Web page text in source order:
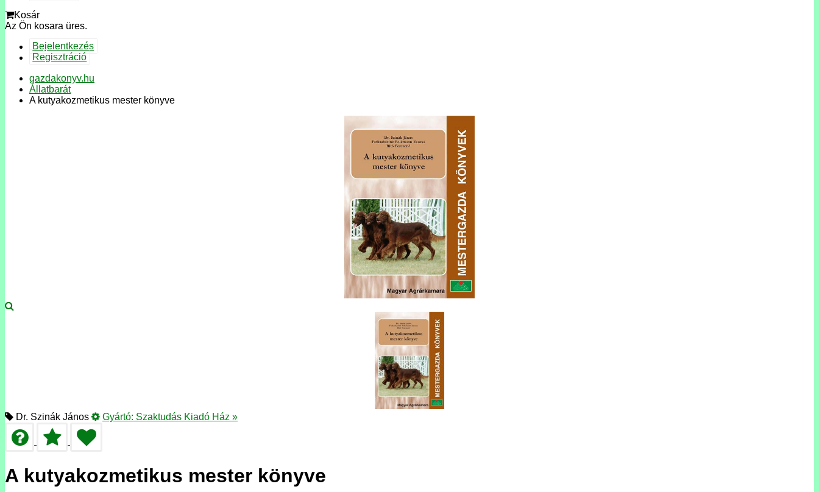
Kosár
Az Ön kosara üres.
Bejelentkezés
Regisztráció
gazdakonyv.hu
Állatbarát
A kutyakozmetikus mester könyve
Dr. Szinák János Gyártó: Szaktudás Kiadó Ház »
A kutyakozmetikus mester könyve